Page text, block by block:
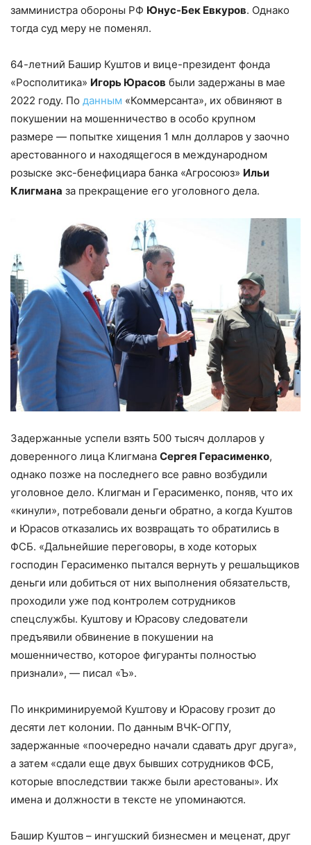
замминистра обороны РФ Юнус-Бек Евкуров. Однако
тогда суд меру не поменял.
64-летний Башир Куштов и вице-президент фонда
«Росполитика» Игорь Юрасов были задержаны в мае
2022 году. По данным «Коммерсанта», их обвиняют в
покушении на мошенничество в особо крупном
размере — попытке хищения 1 млн долларов у заочно
арестованного и находящегося в международном
розыске экс-бенефициара банка «Агросоюз» Ильи
Клигмана за прекращение его уголовного дела.
Задержанные успели взять 500 тысяч долларов у
доверенного лица Клигмана Сергея Герасименко,
однако позже на последнего все равно возбудили
уголовное дело. Клигман и Герасименко, поняв, что их
«кинули», потребовали деньги обратно, а когда Куштов
и Юрасов отказались их возвращать то обратились в
ФСБ. «Дальнейшие переговоры, в ходе которых
господин Герасименко пытался вернуть у решальщиков
деньги или добиться от них выполнения обязательств,
проходили уже под контролем сотрудников
спецслужбы. Куштову и Юрасову следователи
предъявили обвинение в покушении на
мошенничество, которое фигуранты полностью
признали», — писал «Ъ».
По инкриминируемой Куштову и Юрасову грозит до
десяти лет колонии. По данным ВЧК-ОГПУ,
задержанные «поочередно начали сдавать друг друга»,
а затем «сдали еще двух бывших сотрудников ФСБ,
которые впоследствии также были арестованы». Их
имена и должности в тексте не упоминаются.
Башир Куштов – ингушский бизнесмен и меценат, друг